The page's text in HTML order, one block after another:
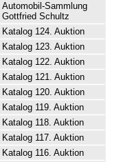
Automobil-Sammlung
Gottfried Schultz
Katalog 124. Auktion
Katalog 123. Auktion
Katalog 122. Auktion
Katalog 121. Auktion
Katalog 120. Auktion
Katalog 119. Auktion
Katalog 118. Auktion
Katalog 117. Auktion
Katalog 116. Auktion